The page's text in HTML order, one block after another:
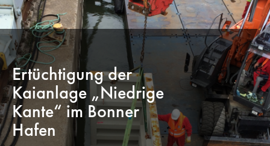
Ertüchtigung der
Kaianlage „Niedrige
Kante“ im Bonner
Hafen